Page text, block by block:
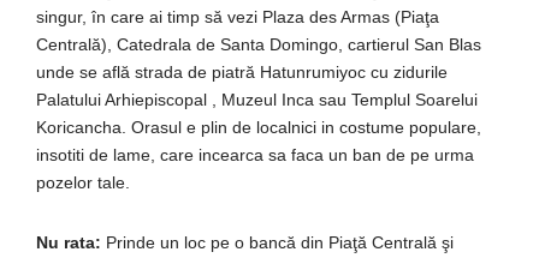
singur, în care ai timp să vezi Plaza des Armas (Piaţa
Centrală), Catedrala de Santa Domingo, cartierul San Blas
unde se află strada de piatră Hatunrumiyoc cu zidurile
Palatului Arhiepiscopal , Muzeul Inca sau Templul Soarelui
Koricancha. Orasul e plin de localnici in costume populare,
insotiti de lame, care incearca sa faca un ban de pe urma
pozelor tale.
Nu rata: Prinde un loc pe o bancă din Piaţă Centrală şi